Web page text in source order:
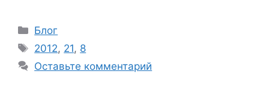
Рубрики
Блог
Метки
2012, 21, 8
Оставьте комментарий